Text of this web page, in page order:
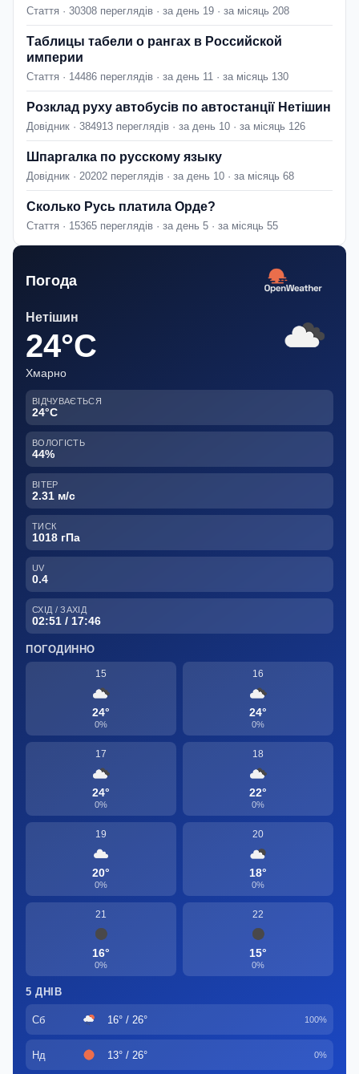
Стаття · 30308 переглядів · за день 19 · за місяць 208
Таблицы табели о рангах в Российской
империи
Стаття · 14486 переглядів · за день 11 · за місяць 130
Розклад руху автобусів по автостанції Нетішин
Довідник · 384913 переглядів · за день 10 · за місяць 126
Шпаргалка по русскому языку
Довідник · 20202 переглядів · за день 10 · за місяць 68
Сколько Русь платила Орде?
Стаття · 15365 переглядів · за день 5 · за місяць 55
Погода
Нетішин
24°C
Хмарно
ВІДЧУВАЄТЬСЯ
24°C
ВОЛОГІСТЬ
44%
ВІТЕР
2.31 м/с
ТИСК
1018 гПа
UV
0.4
СХІД / ЗАХІД
02:51 / 17:46
ПОГОДИННО
15
24°
0%
16
24°
0%
17
24°
0%
18
22°
0%
19
20°
0%
20
18°
0%
21
16°
0%
22
15°
0%
5 ДНІВ
Сб 16° / 26° 100%
Нд 13° / 26° 0%